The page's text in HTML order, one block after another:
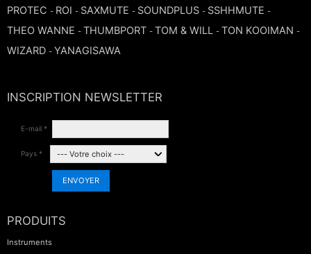
PROTEC - ROI - SAXMUTE - SOUNDPLUS - SSHHMUTE -
THEO WANNE - THUMBPORT - TOM & WILL - TON KOOIMAN -
WIZARD - YANAGISAWA
INSCRIPTION NEWSLETTER
E-mail *
Pays *
ENVOYER
PRODUITS
Instruments